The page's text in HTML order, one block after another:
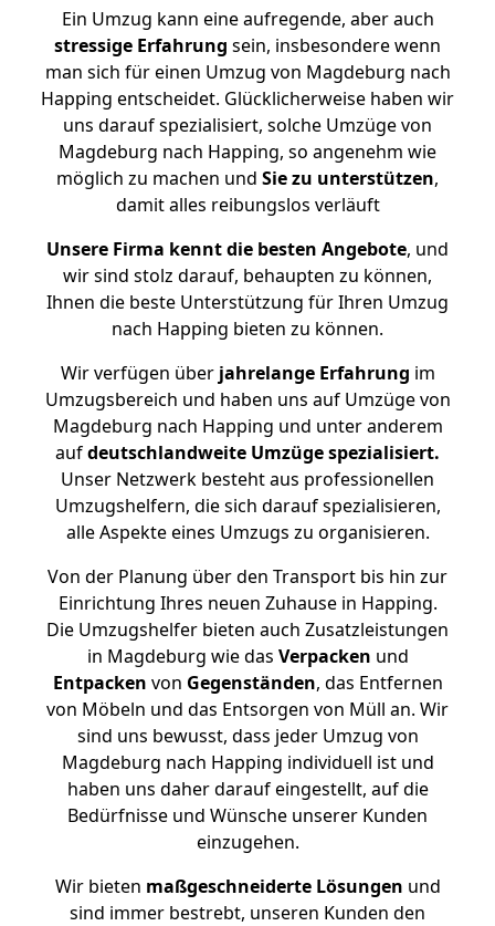
Ein Umzug kann eine aufregende, aber auch
stressige Erfahrung sein, insbesondere wenn
man sich für einen Umzug von Magdeburg nach
Happing entscheidet. Glücklicherweise haben wir
uns darauf spezialisiert, solche Umzüge von
Magdeburg nach Happing, so angenehm wie
möglich zu machen und Sie zu unterstützen,
damit alles reibungslos verläuft
Unsere Firma kennt die besten Angebote, und
wir sind stolz darauf, behaupten zu können,
Ihnen die beste Unterstützung für Ihren Umzug
nach Happing bieten zu können.
Wir verfügen überjahrelange Erfahrung im
Umzugsbereich und haben uns auf Umzüge von
Magdeburg nach Happing und unter anderem
aufdeutschlandweite Umzüge spezialisiert.
Unser Netzwerk besteht aus professionellen
Umzugshelfern, die sich darauf spezialisieren,
alle Aspekte eines Umzugs zu organisieren.
Von der Planung über den Transport bis hin zur
Einrichtung Ihres neuen Zuhause in Happing.
Die Umzugshelfer bieten auch Zusatzleistungen
in Magdeburg wie das Verpacken und
Entpacken von Gegenständen, das Entfernen
von Möbeln und das Entsorgen von Müll an. Wir
sind uns bewusst, dass jeder Umzug von
Magdeburg nach Happing individuell ist und
haben uns daher darauf eingestellt, auf die
Bedürfnisse und Wünsche unserer Kunden
einzugehen.
Wir bieten maßgeschneiderte Lösungen und
sind immer bestrebt, unseren Kunden den